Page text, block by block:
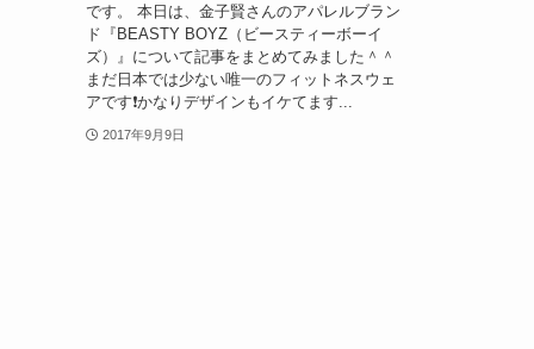
です。 本日は、金子賢さんのアパレルブラン
ド『BEASTY BOYZ（ビースティーボーイ
ズ）』について記事をまとめてみました＾＾
まだ日本では少ない唯一のフィットネスウェ
アです❗かなりデザインもイケてます...
2017年9月9日